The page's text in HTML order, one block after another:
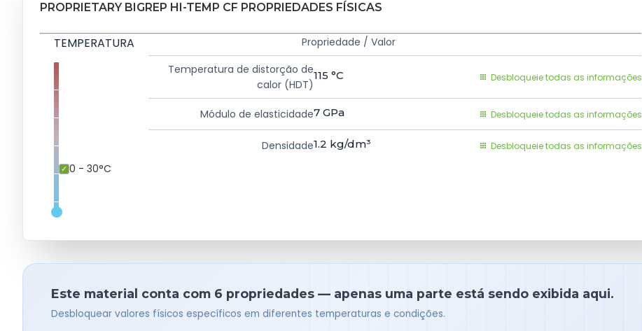
PROPRIETARY BIGREP HI-TEMP CF PROPRIEDADES FÍSICAS
TEMPERATURA
0 - 30°C
Propriedade / Valor
Temperatura de distorção de
calor (HDT)
115 °C Desbloqueie todas as informações
Módulo de elasticidade7 GPa Desbloqueie todas as informações
Densidade1.2 kg/dm³ Desbloqueie todas as informações
Este material conta com 6 propriedades — apenas uma parte está sendo exibida aqui.
Desbloquear valores físicos específicos em diferentes temperaturas e condições.